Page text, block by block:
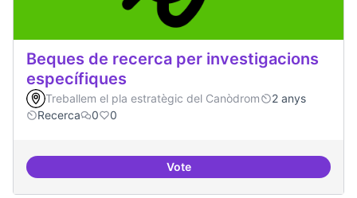
Beques de recerca per investigacions
específiques
Treballem el pla estratègic del Canòdrom
2 anys
Recerca
0 0
VoteBeques de recerca per